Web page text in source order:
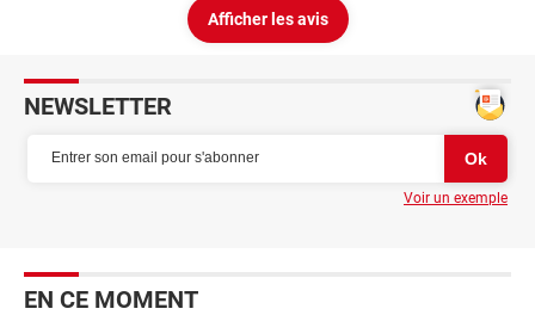
Afficher les avis
NEWSLETTER
Voir un exemple
EN CE MOMENT